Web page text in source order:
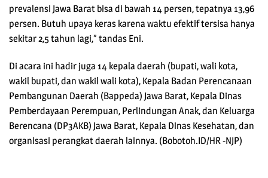
prevalensi Jawa Barat bisa di bawah 14 persen, tepatnya 13,96
persen. Butuh upaya keras karena waktu efektif tersisa hanya
sekitar 2,5 tahun lagi,” tandas Eni.
Di acara ini hadir juga 14 kepala daerah (bupati, wali kota,
wakil bupati, dan wakil wali kota), Kepala Badan Perencanaan
Pembangunan Daerah (Bappeda) Jawa Barat, Kepala Dinas
Pemberdayaan Perempuan, Perlindungan Anak, dan Keluarga
Berencana (DP3AKB) Jawa Barat, Kepala Dinas Kesehatan, dan
organisasi perangkat daerah lainnya. (Bobotoh.ID/HR -NJP)